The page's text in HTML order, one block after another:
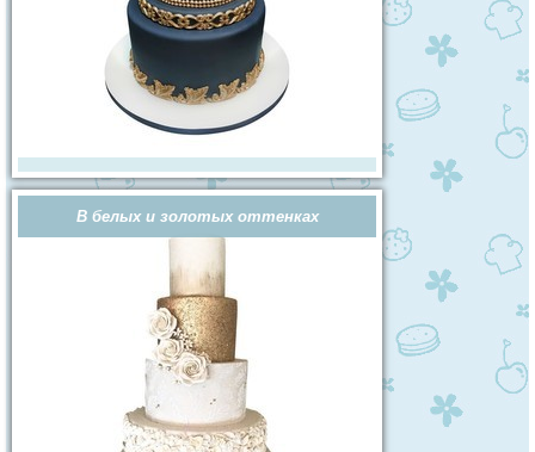
В белых и золотых оттенках